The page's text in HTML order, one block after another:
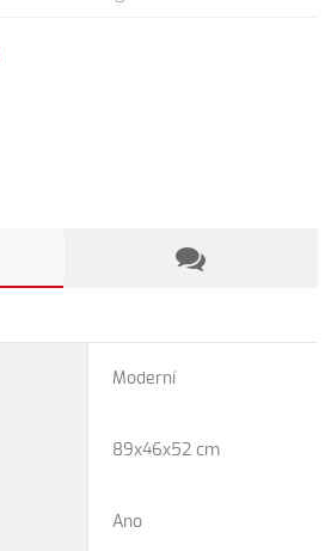
Moderní
89x46x52 cm
Ano